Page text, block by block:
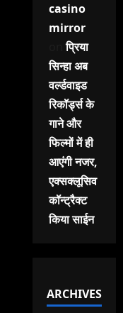
casino
mirror
onप्रिया
सिन्हा अब
वर्ल्डवाइड
रिकॉर्ड्स के
गाने और
फिल्मों में ही
आएंगी नजर,
एक्सक्लूसिव
कॉन्ट्रैक्ट
किया साईन
ARCHIVES